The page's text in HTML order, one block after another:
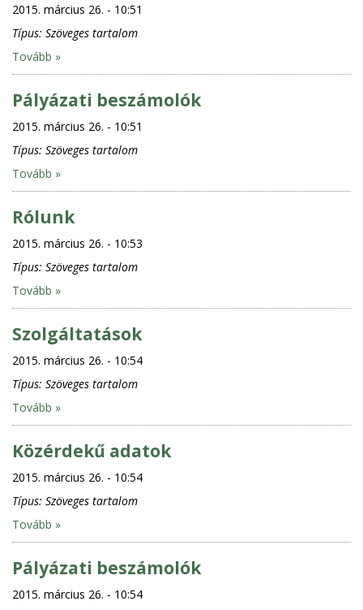
2015. március 26. - 10:51
Típus: Szöveges tartalom
Tovább »
Pályázati beszámolók
2015. március 26. - 10:51
Típus: Szöveges tartalom
Tovább »
Rólunk
2015. március 26. - 10:53
Típus: Szöveges tartalom
Tovább »
Szolgáltatások
2015. március 26. - 10:54
Típus: Szöveges tartalom
Tovább »
Közérdekű adatok
2015. március 26. - 10:54
Típus: Szöveges tartalom
Tovább »
Pályázati beszámolók
2015. március 26. - 10:54